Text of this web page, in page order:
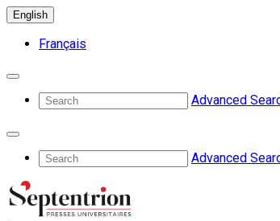
English
Français
Advanced
Advanced